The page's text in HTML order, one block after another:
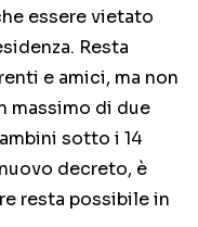
essere vietato
Resta
e amici, ma non
massimo di due
sotto i 14
decreto, è
resta possibile in